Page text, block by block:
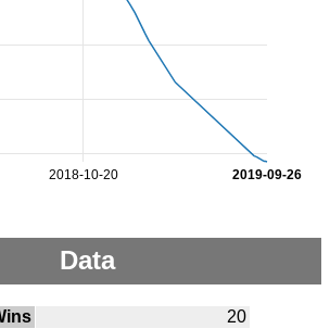
2018-10-20 2019-09-26
Data
20